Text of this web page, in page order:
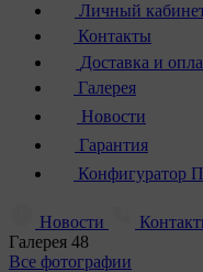
Личный
Контакты
Доставка и
Галерея
Новости
Гарантия
Конфигуратор
Новости
Галерея 48
Все фотографии